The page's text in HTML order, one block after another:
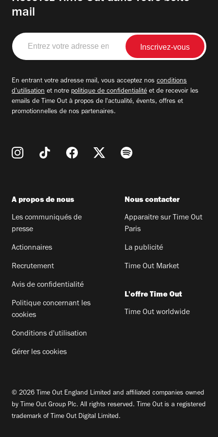
mail
Entrez
votre
adresse
En entrant votre adresse mail, vous acceptez nos conditions
d'utilisation et notre politique de confidentialité et de recevoir les
emails de Time Out à propos de l'actualité, évents, offres et
promotionnelles de nos partenaires.
A propos de nous
Les communiqués de
presse
Actionnaires
Recrutement
Avis de confidentialité
Politique concernant les
cookies
Conditions d'utilisation
Gérer les cookies
Nous contacter
Apparaitre sur Time Out
Paris
La publicité
Time Out Market
L'offre Time Out
Time Out worldwide
© 2026 Time Out England Limited and affiliated companies owned
by Time Out Group Plc. All rights reserved. Time Out is a registered
trademark of Time Out Digital Limited.